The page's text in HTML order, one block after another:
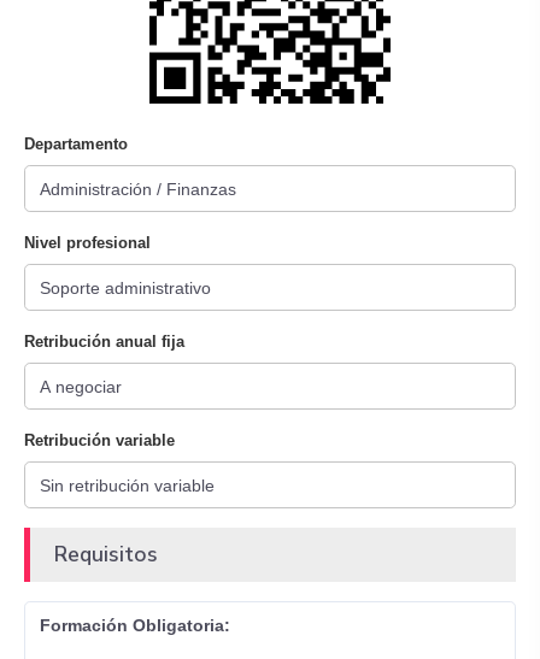
Departamento
Nivel profesional
Retribución anual fija
Retribución variable
Requisitos
Formación Obligatoria: